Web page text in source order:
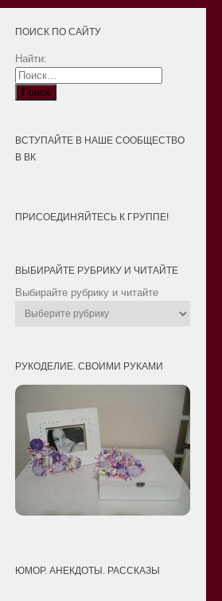
ПОИСК ПО САЙТУ
Найти:
ВСТУПАЙТЕ В НАШЕ СООБЩЕСТВО
В ВК
ПРИСОЕДИНЯЙТЕСЬ К ГРУППЕ!
ВЫБИРАЙТЕ РУБРИКУ И ЧИТАЙТЕ
Выбирайте рубрику и читайте
РУКОДЕЛИЕ. СВОИМИ РУКАМИ
ЮМОР. АНЕКДОТЫ. РАССКАЗЫ